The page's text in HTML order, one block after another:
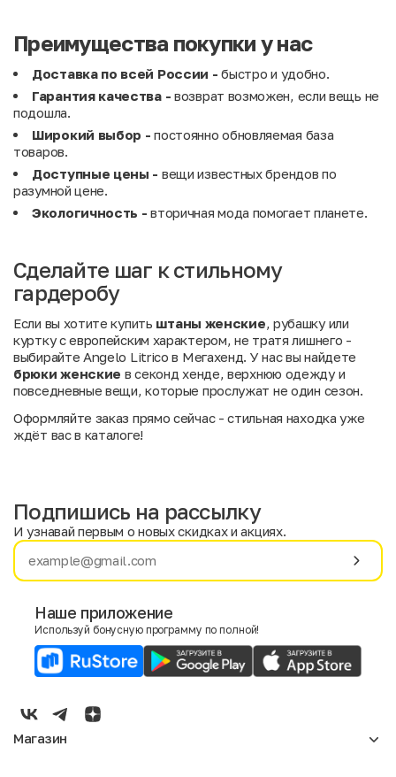
Преимущества покупки у нас
Доставка по всей России -быстро и удобно.
Гарантия качества - возврат возможен, если вещь не
подошла.
Широкий выбор - постоянно обновляемая база
товаров.
Доступные цены - вещи известных брендов по
разумной цене.
Экологичность - вторичная мода помогает планете.
Сделайте шаг к стильному
гардеробу
Если вы хотите купить штаны женские , рубашку или
куртку с европейским характером, не тратя лишнего -
выбирайте Angelo Litrico в Мегахенд. У нас вы найдете
брюки женские в секонд хенде, верхнюю одежду и
повседневные вещи, которые прослужат не один сезон.
Оформляйте заказ прямо сейчас - стильная находка уже
ждёт вас в каталоге!
Имя
E-mail
Мужской
Подпишись на рассылку
И узнавай первым о новых скидках и акциях.
Наше приложение
Используй бонусную программу по полной!
Магазин